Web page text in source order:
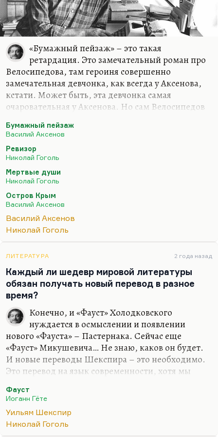
образованию он не литератор, не филолог
вообще ― технарь.…
«Бумажный пейзаж» – это такая
ретардация. Это замечательный роман про
Велосипедова, там героиня совершенно
замечательная девчонка, как всегда у Аксенова,
кстати. Может быть, эта девчонка самая
очаровательная у Аксенова. Но сам Велосипедов
Малахитова). Ну и вообще, такая вещь… Видите,
«Остров Крым» и каким стал «Ожог», всегда
Собственно, и Гоголю перед «Мертвыми душами»
нужна была «Коляска». В «Коляске» нет ничего
особенного, nothing special. Но прежде чем
писать «Мертвые души» с картинами русского
поместного быта, ему нужно было на чем-то перо
Бумажный пейзаж
Василий Аксенов
Ревизор
Николай Гоголь
Мертвые души
Николай Гоголь
Остров Крым
Василий Аксенов
Василий Аксенов
Николай Гоголь
ЛИТЕРАТУРА 2 года назад
Каждый ли шедевр мировой литературы
обязан получать новый перевод в разное
время?
Конечно, и «Фауст» Холодковского
нуждается в осмыслении и появлении
нового «Фауста» – Пастернака. Сейчас еще
«Фауст» Микушевича… Не знаю, каков он будет.
И новые переводы Шекспира – это необходимо.
Это перевод на язык современности, хотя мы
будем никогда умнее и талантливее), но в любом
всякая эпоха добавляет какие-то свои оценки.
Фауст
Иоганн Гёте
Уильям Шекспир
Николай Гоголь